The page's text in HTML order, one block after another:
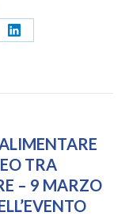
Share
TRA
– 9 MARZO